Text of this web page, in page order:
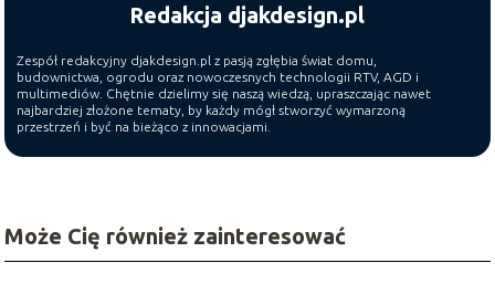
Redakcja djakdesign.pl
Zespół redakcyjny djakdesign.pl z pasją zgłębia świat domu,
budownictwa, ogrodu oraz nowoczesnych technologii RTV, AGD i
multimediów. Chętnie dzielimy się naszą wiedzą, upraszczając nawet
najbardziej złożone tematy, by każdy mógł stworzyć wymarzoną
przestrzeń i być na bieżąco z innowacjami.
Może Cię również zainteresować